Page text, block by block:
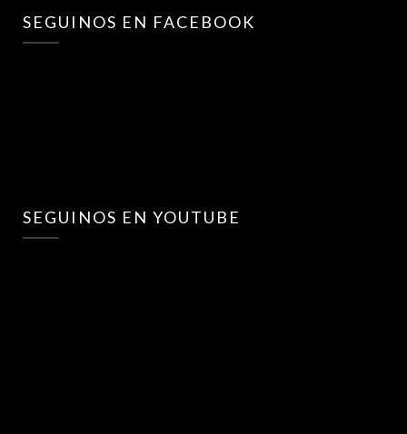
SEGUINOS EN FACEBOOK
SEGUINOS EN YOUTUBE